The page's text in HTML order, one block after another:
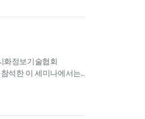
화정보기술협회
석한 이 세미나에서는...